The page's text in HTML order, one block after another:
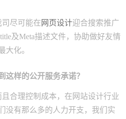
尽可能在 网页设计迎合搜索推广
及Meta描述文件，协助做好友情
大化。
这样的公开服务承诺？
合理控制成本，在网站设计行业
没有那么多的人力开支，我们实